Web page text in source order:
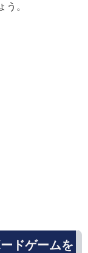
う。
ドゲームを